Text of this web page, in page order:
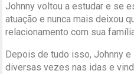
Johnny voltou a estudar e se
atuação e nunca mais deixou
relacionamento com sua
Depois de tudo isso, Johnny e
diversas vezes nas idas e